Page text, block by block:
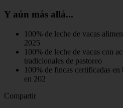
Y aún más allá...
100% de leche de vacas
2025
100% de leche de vacas con
tradicionales de pastoreo
100% de fincas certificadas
en 202
Compartir